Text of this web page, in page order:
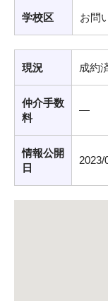
学校区 お問
現況 成約
仲介手数
料
―
情報公開
日
2023/